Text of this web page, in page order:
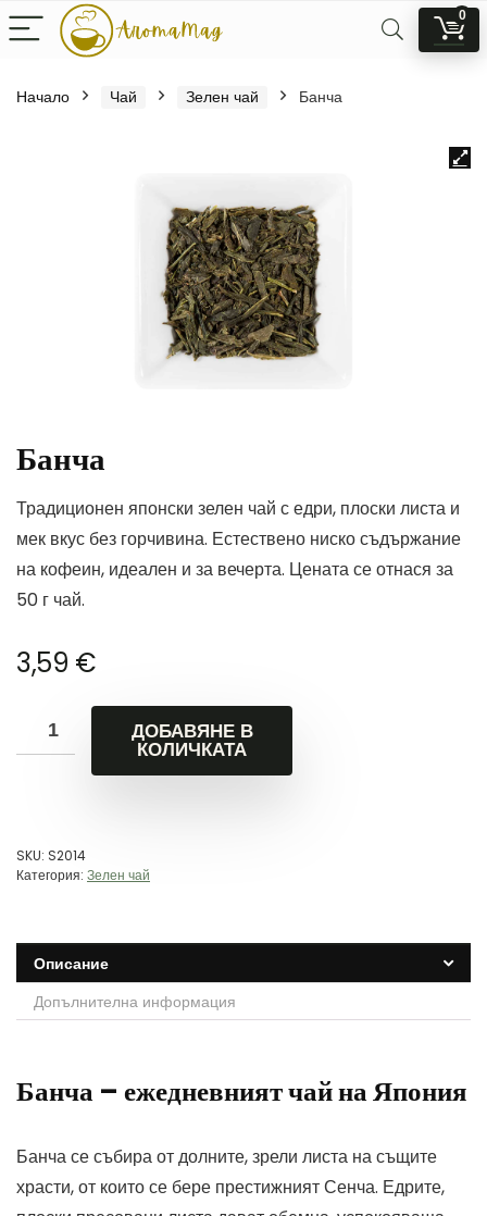
0
Начало Чай Зелен чай Банча
Банча
Традиционен японски зелен чай с едри, плоски листа и
мек вкус без горчивина. Естествено ниско съдържание
на кофеин, идеален и за вечерта. Цената се отнася за
50 г чай.
3,59 €
ДОБАВЯНЕ В
КОЛИЧКАТА
SKU: S2014
Категория: Зелен чай
Описание
Допълнителна информация
Банча – ежедневният чай на Япония
Банча се събира от долните, зрели листа на същите
храсти, от които се бере престижният Сенча. Едрите,